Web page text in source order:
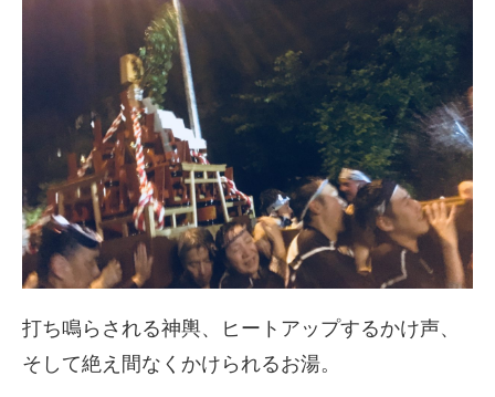
打ち鳴らされる神輿、ヒートアップするかけ声、
そして絶え間なくかけられるお湯。